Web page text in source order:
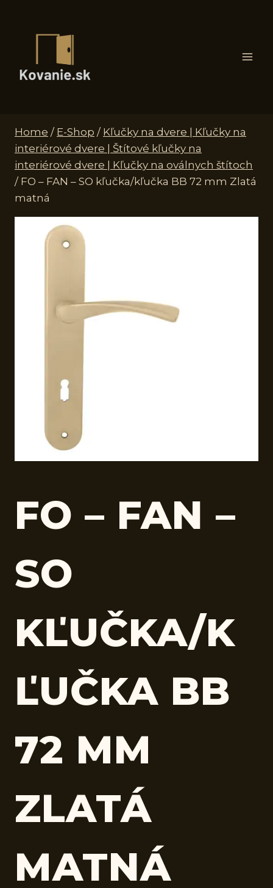
Home / E-Shop / Kľučky na dvere | Kľučky na
interiérové dvere | Štítové kľučky na
interiérové dvere | Kľučky na oválnych štítoch
/ FO – FAN – SO kľučka/kľučka BB 72 mm Zlatá
matná
FO – FAN –
SO
KĽUČKA/K
ĽUČKA BB
72 MM
ZLATÁ
MATNÁ